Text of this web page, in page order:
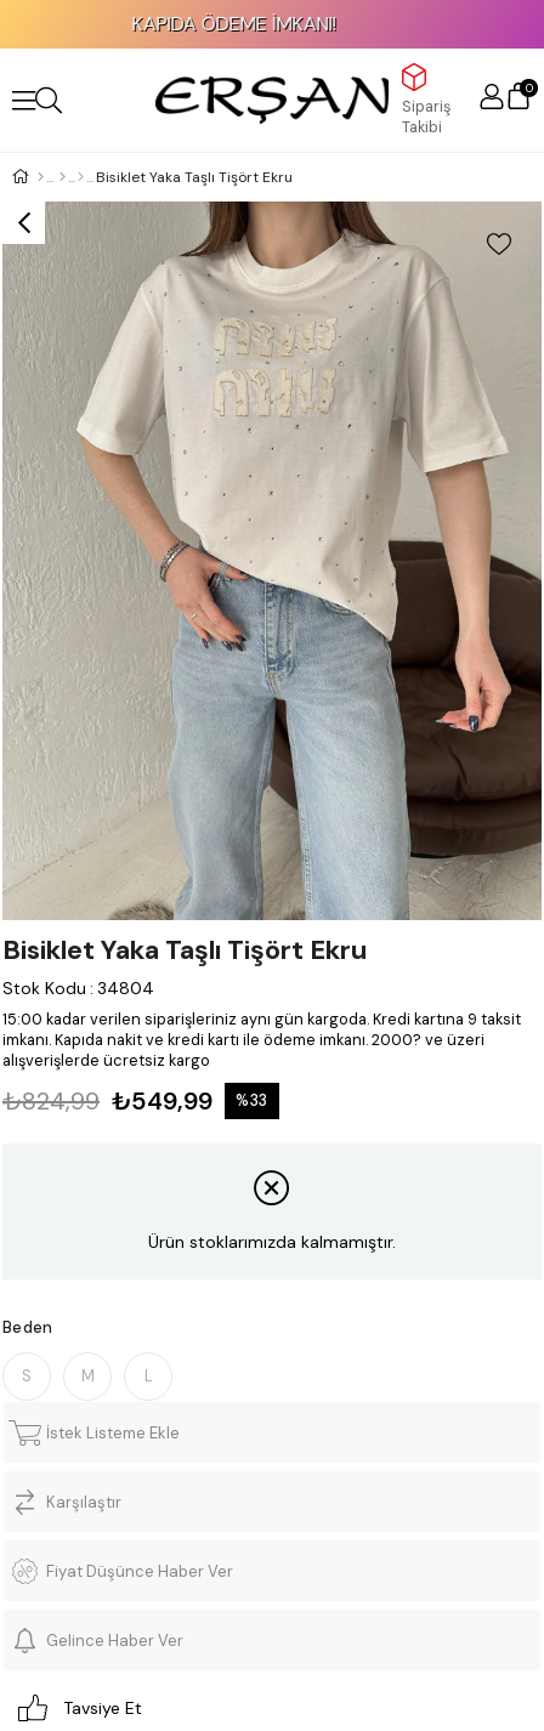
KAPIDA ÖDEME İMKANI!
Sipariş
Takibi
0
Bisiklet Yaka Taşlı Tişört Ekru
Bisiklet Yaka Taşlı Tişört Ekru
Stok Kodu : 34804
15:00 kadar verilen siparişleriniz aynı gün kargoda.Kredi kartına 9 taksit
imkanı.Kapıda nakit ve kredi kartı ile ödeme imkanı.2000? ve üzeri
alışverişlerde ücretsiz kargo
₺824,99 ₺549,99 %33
Ürün stoklarımızda kalmamıştır.
Beden
S M L
İstek Listeme Ekle
Karşılaştır
Fiyat Düşünce Haber Ver
Gelince Haber Ver
Tavsiye Et